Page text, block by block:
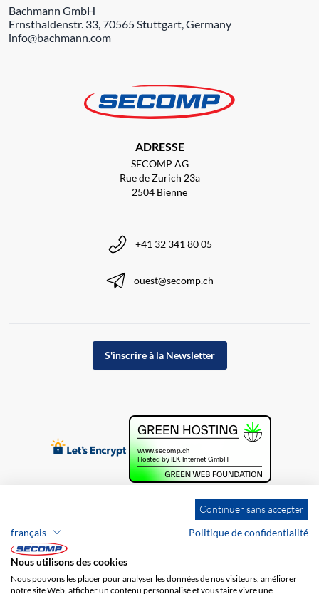
Bachmann GmbH
Ernsthaldenstr. 33, 70565 Stuttgart, Germany
info@bachmann.com
ADRESSE
SECOMP AG
Rue de Zurich 23a
2504 Bienne
+41 32 341 80 05
ouest@secomp.ch
S'inscrire à la Newsletter
Continuer sans accepter
français
Politique de confidentialité
Nous utilisons des cookies
Nous pouvons les placer pour analyser les données de nos visiteurs, améliorer
notre site Web, afficher un contenu personnalisé et vous faire vivre une